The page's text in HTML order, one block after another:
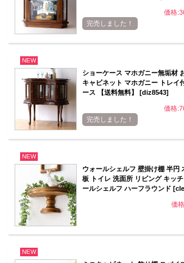
価格
完売しました！
NEW
ショーケース マホガニー無垢材
キャビネット マホガニー トレイ
ース 【送料無料】 [diz8543]
価格
完売しました！
NEW
ウォールシェルフ 壁掛け棚 半円
板 トイレ 洗面所 リビング キッ
ールシェルフ ハーフラウンド
価
NEW